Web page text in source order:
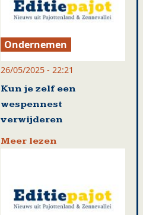
Ondernemen
26/05/2025 - 22:21
Kun je zelf een
wespennest
verwijderen
Meer lezen